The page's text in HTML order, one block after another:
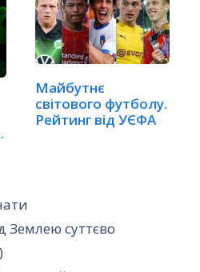
Майбутнє
світового футболу.
Рейтинг від УЄФА
Землею суттєво